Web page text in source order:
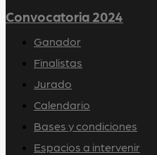
Convocatoria 2024
Ganador
Finalistas
Jurado
Calendario
Bases y condiciones
Espacios a intervenir